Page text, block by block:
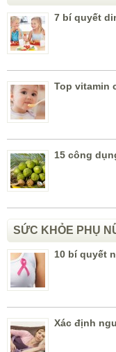
7 bí quyết
Top vitamin
15 công
SỨC KHỎE PHỤ
10 bí quyết
Xác định